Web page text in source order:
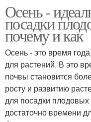
Осень -
посадки
почему и как
Осень - это время
для растений. В это
почвы становится
росту и развитию
для посадки плодовых
достаточно времени